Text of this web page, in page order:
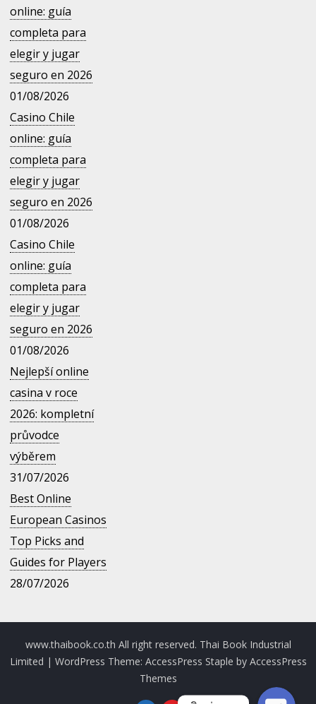
online: guía
completa para
elegir y jugar
seguro en 2026
01/08/2026
Casino Chile
online: guía
completa para
elegir y jugar
seguro en 2026
01/08/2026
Casino Chile
online: guía
completa para
elegir y jugar
seguro en 2026
01/08/2026
Nejlepší online
casina v roce
2026: kompletní
průvodce
výběrem
31/07/2026
Best Online
European Casinos
Top Picks and
Guides for Players
28/07/2026
www.thaibook.co.th All right reserved. Thai Book Industrial
Limited | WordPress Theme: AccessPress Staple by AccessPress
Themes
Facebook Messenger